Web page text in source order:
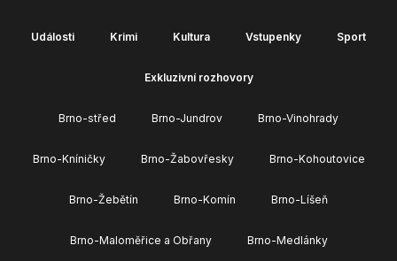
Události Krimi Kultura Vstupenky Sport
Exkluzivní rozhovory
Brno-střed Brno-Jundrov Brno-Vinohrady
Brno-Kníničky Brno-Žabovřesky Brno-Kohoutovice
Brno-Žebětín Brno-Komín Brno-Líšeň
Brno-Maloměřice a Obřany Brno-Medlánky